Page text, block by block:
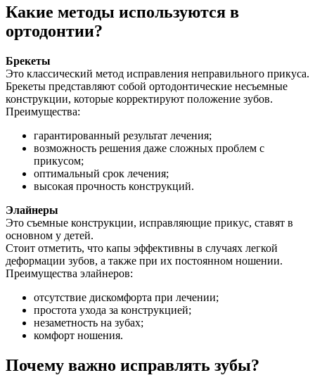
Какие методы используются в
ортодонтии?
Брекеты
Это классический метод исправления неправильного прикуса.
Брекеты представляют собой ортодонтические несъемные
конструкции, которые корректируют положение зубов.
Преимущества:
гарантированный результат лечения;
возможность решения даже сложных проблем с
прикусом;
оптимальный срок лечения;
высокая прочность конструкций.
Элайнеры
Это съемные конструкции, исправляющие прикус, ставят в
основном у детей.
Стоит отметить, что капы эффективны в случаях легкой
деформации зубов, а также при их постоянном ношении.
Преимущества элайнеров:
отсутствие дискомфорта при лечении;
простота ухода за конструкцией;
незаметность на зубах;
комфорт ношения.
Почему важно исправлять зубы?